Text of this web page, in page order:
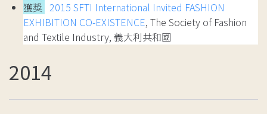
獲獎 2015 SFTI International Invited FASHION
EXHIBITION CO-EXISTENCE, The Society of Fashion
and Textile Industry, 義大利共和國
2014